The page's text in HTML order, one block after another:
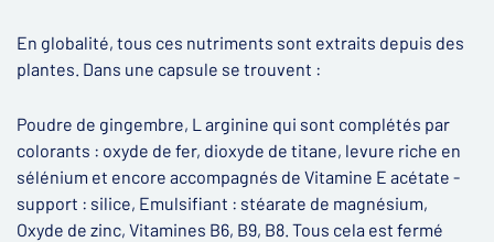
En globalité, tous ces nutriments sont extraits depuis des
plantes. Dans une capsule se trouvent :
Poudre de gingembre, L arginine qui sont complétés par
colorants : oxyde de fer, dioxyde de titane, levure riche en
sélénium et encore accompagnés de Vitamine E acétate -
support : silice, Emulsifiant : stéarate de magnésium,
Oxyde de zinc, Vitamines B6, B9, B8. Tous cela est fermé